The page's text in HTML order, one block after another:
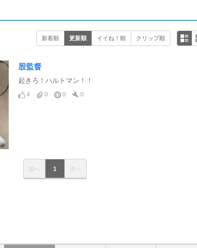
新着順 更新順 イイね！順 クリップ順
股監督
起きろ！ハルトマン！！
4 0 0 0
前へ 1 次へ